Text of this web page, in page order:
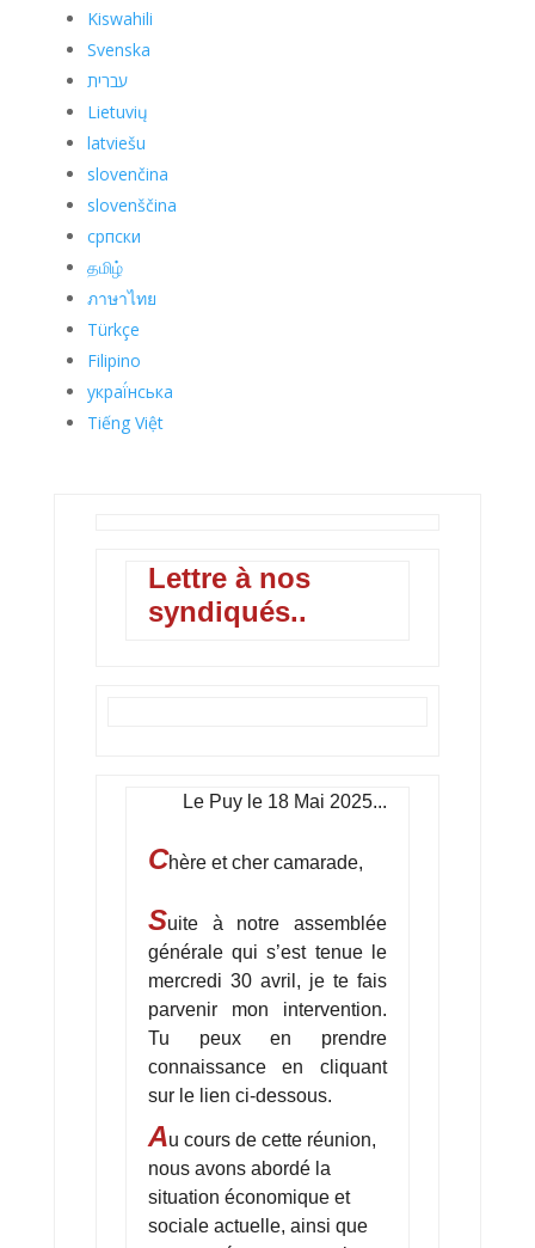
Kiswahili
Svenska
עברית
Lietuvių
latviešu
slovenčina
slovenščina
српски
தமிழ்
ภาษาไทย
Türkçe
Filipino
украї́нська
Tiếng Việt
Lettre à nos
syndiqués..
Le Puy le 18 Mai 2025...
Chère et cher camarade,
Suite à notre assemblée
générale qui s’est tenue le
mercredi 30 avril, je te fais
parvenir mon intervention.
Tu peux en prendre
connaissance en cliquant
sur le lien ci-dessous.
Au cours de cette réunion,
nous avons abordé la
situation économique et
sociale actuelle, ainsi que